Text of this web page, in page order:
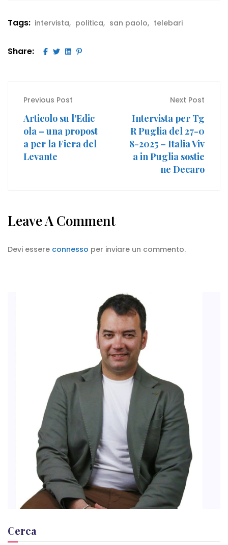
Tags: intervista politica san paolo telebari
Share:
Previous Post
Articolo su l’Edic
ola – una propost
a per la Fiera del
Levante
Next Post
Intervista per Tg
R Puglia del 27-0
8-2025 – Italia Viv
a in Puglia sostie
ne Decaro
Leave A Comment
Devi essere connesso per inviare un commento.
Cerca